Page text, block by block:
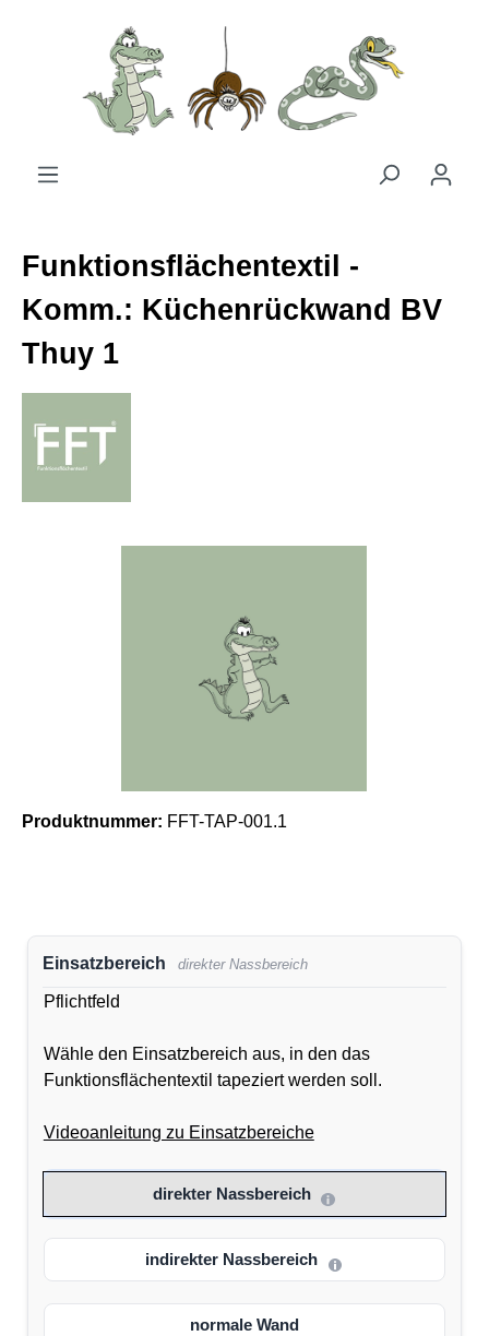
Zum Hauptinhalt springen
Funktionsflächentextil -
Komm.: Küchenrückwand BV
Thuy 1
Produktnummer: FFT-TAP-001.1
Einsatzbereich direkter Nassbereich
Pflichtfeld
Wähle den Einsatzbereich aus, in den das
Funktionsflächentextil tapeziert werden soll.
Videoanleitung zu Einsatzbereiche
direkter Nassbereich
indirekter Nassbereich
normale Wand